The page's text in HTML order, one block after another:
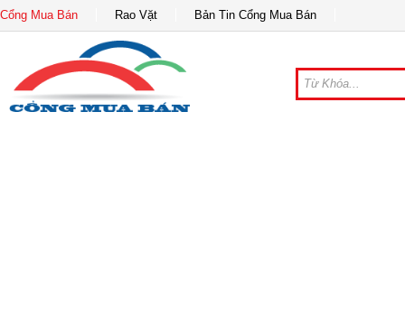
Cổng Mua Bán Rao Vặt Bản Tin Cổng Mua Bán